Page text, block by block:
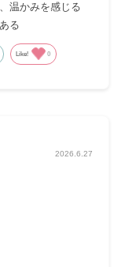
温かみを感じる
る
Like! 0
2026.6.27